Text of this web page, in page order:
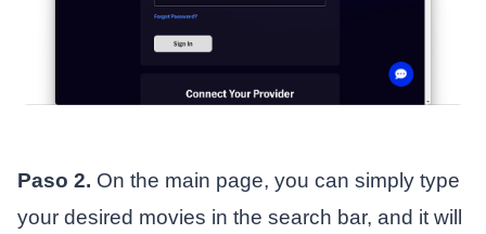
Paso 2. On the main page, you can simply type
your desired movies in the search bar, and it will